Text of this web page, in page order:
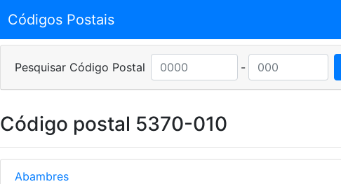
Códigos Postais
Pesquisar Código Postal -
Código postal 5370-010
Abambres